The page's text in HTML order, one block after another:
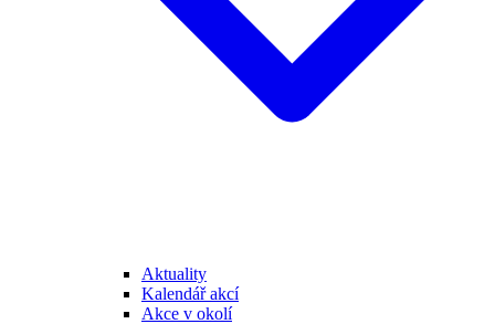
Aktuality
Kalendář akcí
Akce v okolí